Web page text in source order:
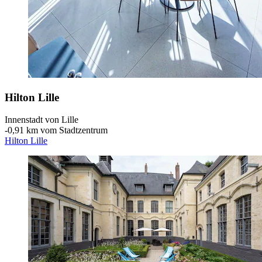
Hilton Lille
Innenstadt von Lille
‐0,91 km vom Stadtzentrum
Hilton Lille